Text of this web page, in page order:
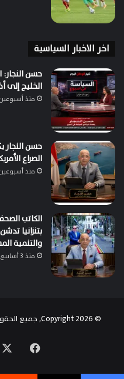
اخر الاخبار السياسية
حسن النجار:
الخليج إلى
منذ أسبوعين
حسن
الصراع
منذ أسبوعين
الكاتب
بتنزانيا
والتنمية
منذ 3 أسابيع
© Copyright 2026, جميع الحقوق محفوظة | تصميم
فيسبوك